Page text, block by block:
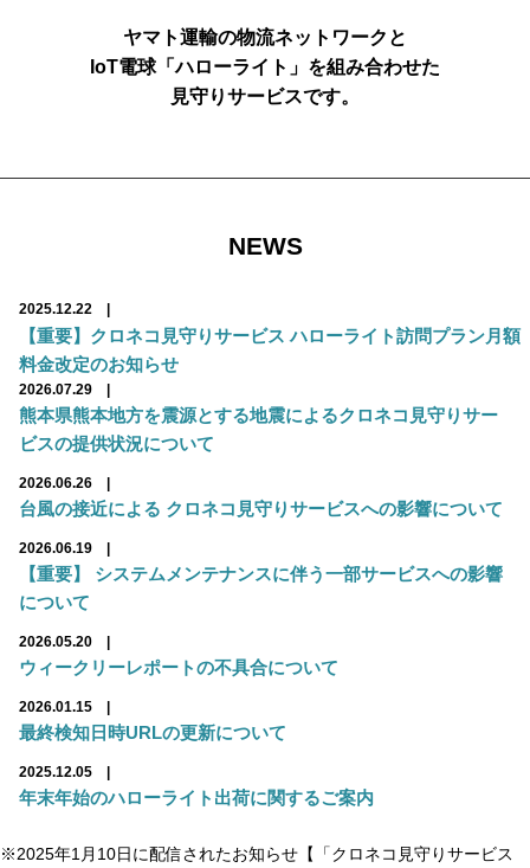
ヤマト運輸の物流ネットワークと
IoT電球「ハローライト」を組み合わせた
見守りサービスです。
NEWS
2025.12.22 |
【重要】クロネコ見守りサービス ハローライト訪問プラン月額
料金改定のお知らせ
※2025年1月10日に配信されたお知らせ【「クロネコ見守りサービス